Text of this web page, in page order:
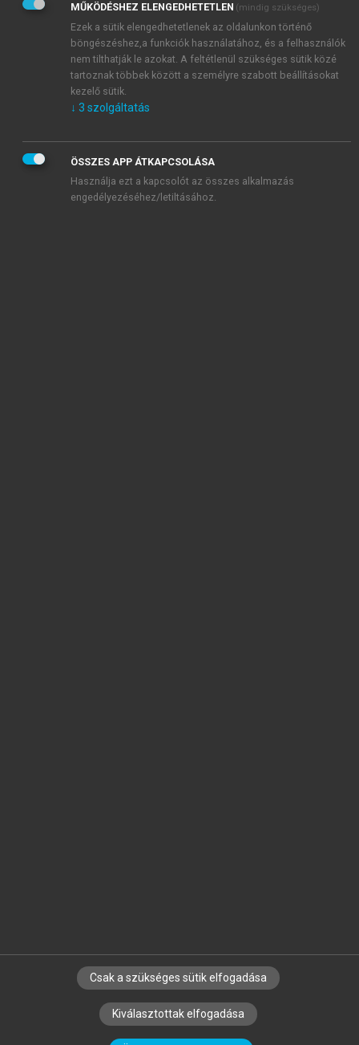
Adatkezelési tájékoztatóbanfoglaltakat tudomásul
veszem és elfogadom.
Általános vásárlási feltételeket, valamint a szotar.netés a
mersz.huoldalak licencszerződéseiben foglaltakat
tudomásul veszem és elfogadom.
KIPRÓBÁLOM
SZERZŐKNEK CÉGEKNEK KÖNYVTÁROSOKNAK
SZERKESZTÉSI ÉS LEKTORÁLÁSI ALAPELVEK
MŰKÖDÉSHEZ ELENGEDHETETLEN (mindig szükséges)
Ezek a sütik elengedhetetlenek az oldalunkon történő
böngészéshez,a funkciók használatához, és a felhasználók
nem tilthatják le azokat. A feltétlenül szükséges sütik közé
tartoznak többek között a személyre szabott beállításokat
kezelő sütik.
↓ 3 szolgáltatás
ÖSSZES APP ÁTKAPCSOLÁSA
Használja ezt a kapcsolót az összes alkalmazás
engedélyezéséhez/letiltásához.
Csak a szükséges sütik elfogadása
Kiválasztottak elfogadása